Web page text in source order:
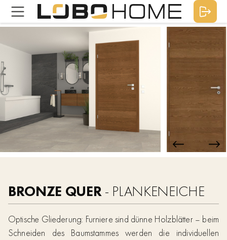
BRONZE QUER - PLANKENEICHE
Optische Gliederung: Furniere sind dünne Holzblätter – beim
Schneiden des Baumstammes werden die individuellen